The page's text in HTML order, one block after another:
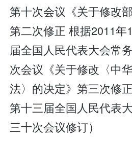
第十次会议《关于修改
第二次修正 根据2011年
届全国人民代表大会常
次会议《关于修改〈中
法〉的决定》第三次修
第十三届全国人民代表
三十次会议修订）